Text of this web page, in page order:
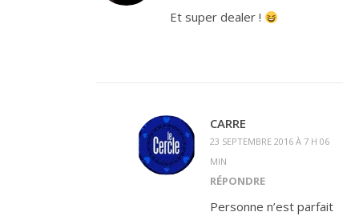
Et super dealer !
CARRE
23 SEPTEMBRE 2016 À 7 H 06
MIN
RÉPONDRE
Personne n’est parfait